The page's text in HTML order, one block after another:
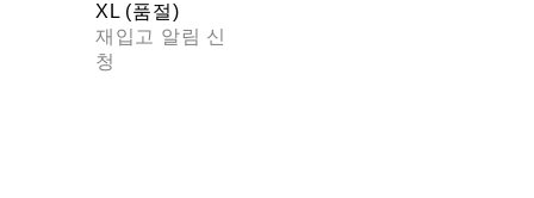
XL (품절)
재입고 알림 신
청